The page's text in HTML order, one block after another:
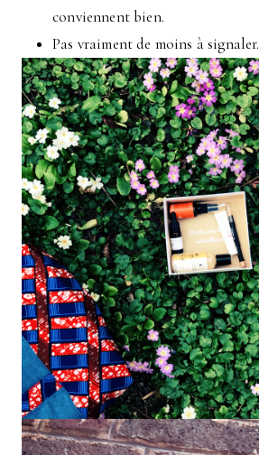
conviennent bien.
Pas vraiment de moins à signaler.